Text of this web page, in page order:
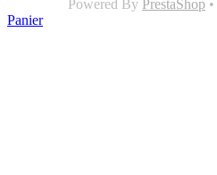
Powered By PrestaShop •
Panier